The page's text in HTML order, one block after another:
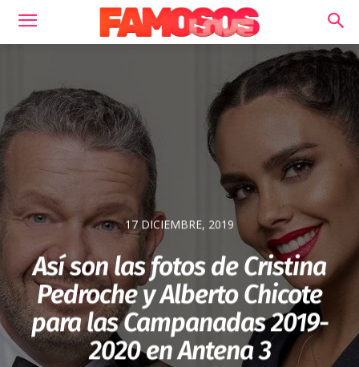
17 DICIEMBRE, 2019
Así son las fotos de Cristina
Pedroche y Alberto Chicote
para las Campanadas 2019-
2020 en Antena 3